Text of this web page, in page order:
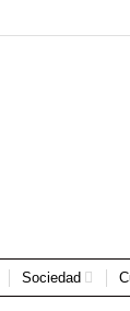
Sociedad